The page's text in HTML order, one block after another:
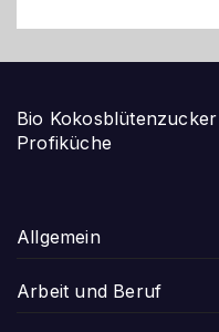
Bio
Profiküche
Allgemein
Arbeit und Beruf